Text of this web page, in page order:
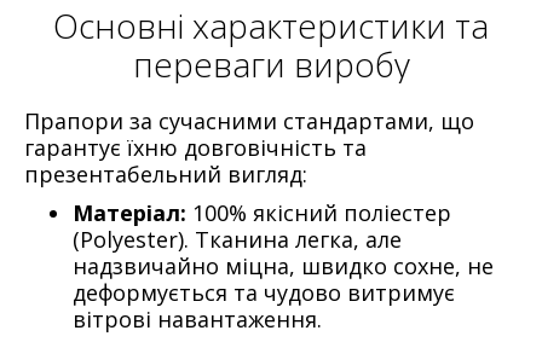
Основні характеристики та
переваги виробу
Прапори за сучасними стандартами, що
гарантує їхню довговічність та
презентабельний вигляд:
Матеріал: 100% якісний поліестер
(Polyester). Тканина легка, але
надзвичайно міцна, швидко сохне, не
деформується та чудово витримує
вітрові навантаження.